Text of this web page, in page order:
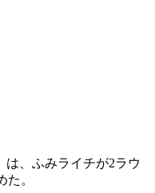
は、ふみライチが2ラウ
。